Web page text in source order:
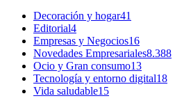
Decoración y hogar41
Editorial4
Empresas y Negocios16
Novedades Empresariales8.388
Ocio y Gran consumo13
Tecnología y entorno digital18
Vida saludable15